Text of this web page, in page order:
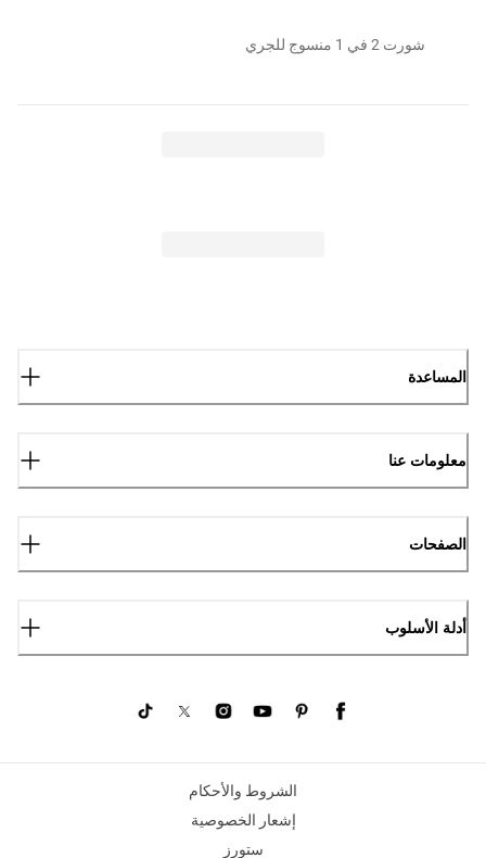
شورت 2 في 1 منسوج للجري
المساعدة
معلومات عنا
الصفحات
أدلة الأسلوب
الشروط والأحكام
إشعار الخصوصية
ستورز